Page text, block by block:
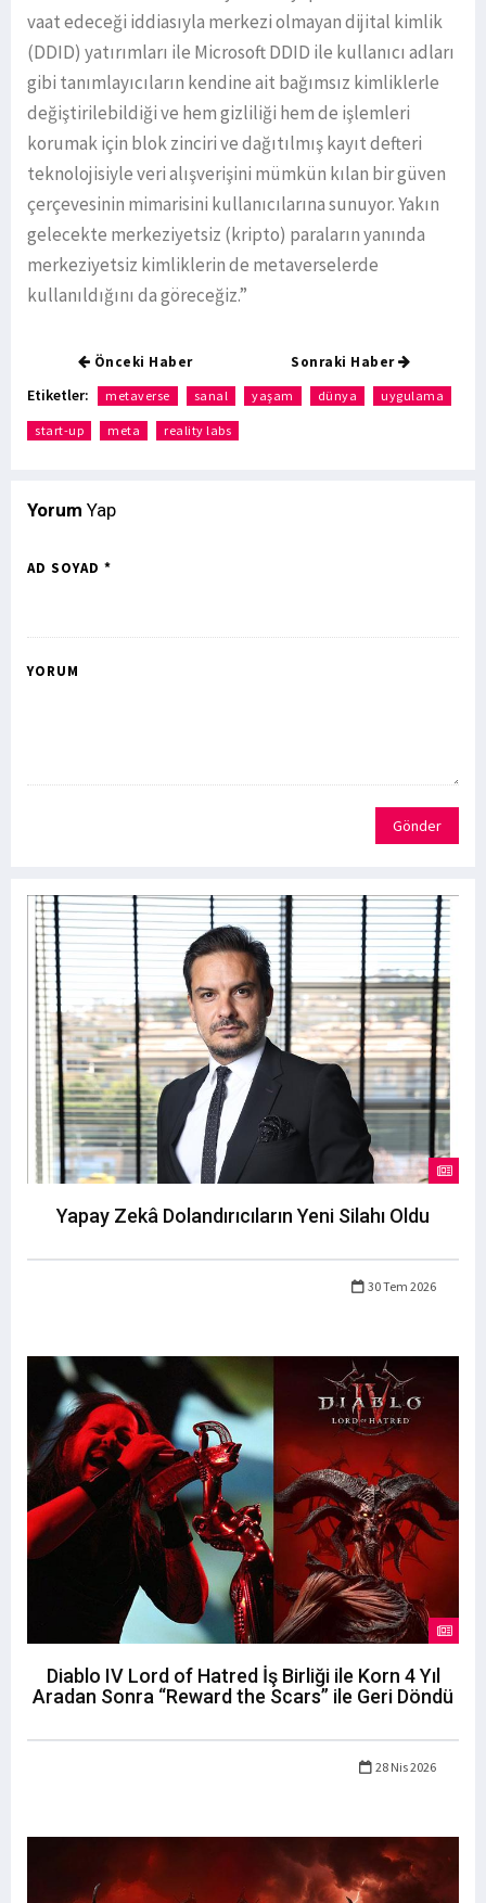
vaat edeceği iddiasıyla merkezi olmayan dijital kimlik
(DDID) yatırımları ile Microsoft DDID ile kullanıcı adları
gibi tanımlayıcıların kendine ait bağımsız kimliklerle
değiştirilebildiği ve hem gizliliği hem de işlemleri
korumak için blok zinciri ve dağıtılmış kayıt defteri
teknolojisiyle veri alışverişini mümkün kılan bir güven
çerçevesinin mimarisini kullanıcılarına sunuyor. Yakın
gelecekte merkeziyetsiz (kripto) paraların yanında
merkeziyetsiz kimliklerin de metaverselerde
kullanıldığını da göreceğiz.”
Önceki Haber Sonraki Haber
Etiketler: metaverse sanal yaşam dünya uygulama
start-up meta reality labs
Yorum Yap
AD SOYAD *
YORUM
Gönder
Yapay Zekâ Dolandırıcıların Yeni Silahı Oldu
30 Tem 2026
Diablo IV Lord of Hatred İş Birliği ile Korn 4 Yıl
Aradan Sonra “Reward the Scars” ile Geri Döndü
28 Nis 2026